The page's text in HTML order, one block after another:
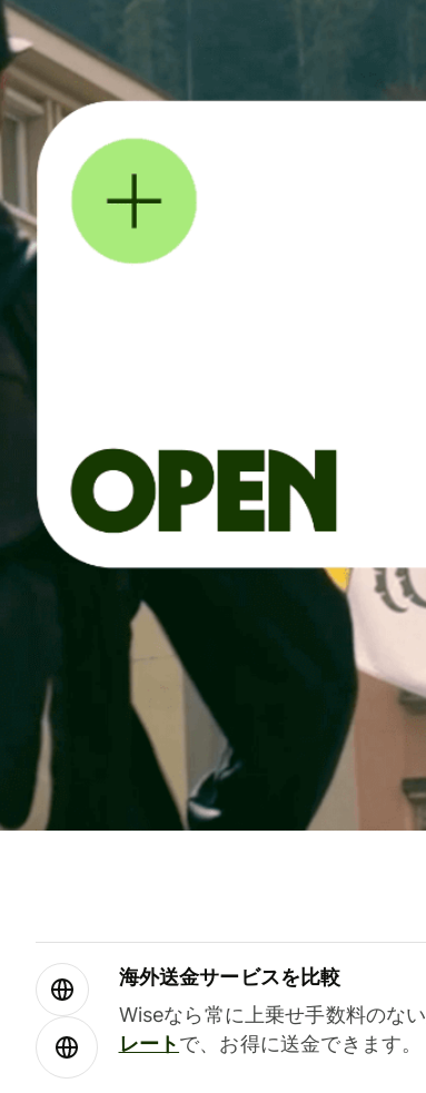
海外送金サービスを比較
Wiseなら常に上乗せ手数料のない
レートで、お得に送金できます。